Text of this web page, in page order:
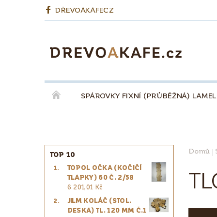
DŘEVOAKAFECZ
SPÁROVKY FIXNÍ (PRŮBĚŽNÁ)
KÁVA QUINTA ŘEZIVO ESPRESSO 100% -
PRO ŘEMESLNÍKY PRO DESIGNÉRY
TOP 10
TOPOL OČKA (KOČIČÍ
TLAPKY) 60 Č. 2/58
6 201,01 Kč
JILM KOLÁČ (STOL.
DESKA) TL. 120 MM Č.1
Domů